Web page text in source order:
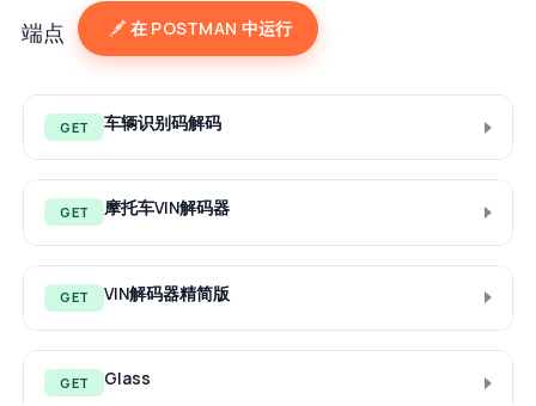
端点 在 POSTMAN 中运行
GET 车辆识别码解码
GET 摩托车VIN解码器
GET VIN解码器精简版
GET Glass